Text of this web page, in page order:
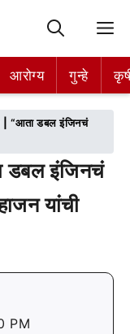
आरोग्य गुन्हे
आरोग्य गुन्हे
डबल इंजिनचं
इंजिनचं
यांची
PM